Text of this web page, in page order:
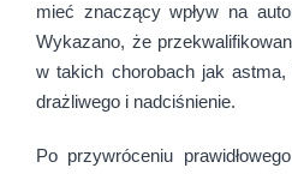
mieć znaczący wpływ na
Wykazano, że
w takich chorobach jak astma,
drażliwego i nadciśnienie.
Po przywróceniu